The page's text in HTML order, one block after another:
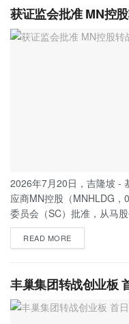
获证监会批准 MN控
2026年7月20日，吉隆坡 -
应商MN控股（MNHLDG
委员会（SC）批准，从马
READ MORE
丰巢集团转战创业板